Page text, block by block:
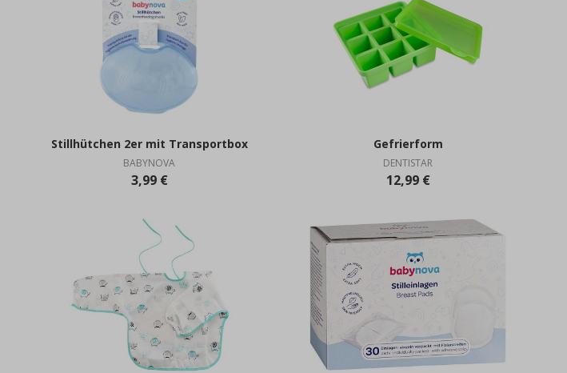
Stillhütchen 2er mit Transportbox
BABYNOVA
3,99 €
Gefrierform
DENTISTAR
12,99 €